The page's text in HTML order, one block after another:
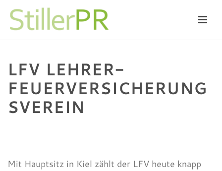
LFV LEHRER-
FEUERVERSICHERUNG
SVEREIN
Mit Hauptsitz in Kiel zählt der LFV heute knapp